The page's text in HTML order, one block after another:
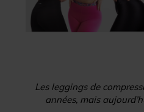
Les leggings de
années, mais